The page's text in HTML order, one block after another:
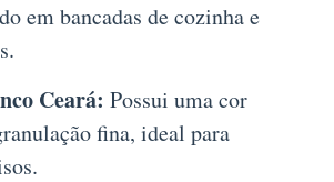
em bancadas de cozinha e
Ceará: Possui uma cor
fina, ideal para